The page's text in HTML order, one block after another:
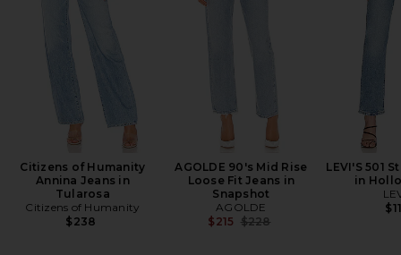
Citizens of Humanity
Annina Jeans in
Tularosa
Citizens of Humanity
$238
AGOLDE 90's Mid Rise
Loose Fit Jeans in
Snapshot
AGOLDE
$215 Previous price:
$228
LEVI'S 501
in